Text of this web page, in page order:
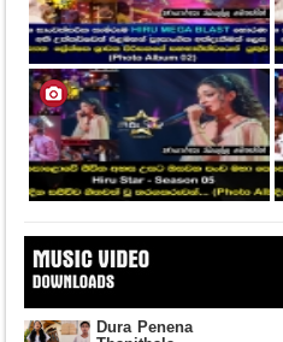
Dura Penena